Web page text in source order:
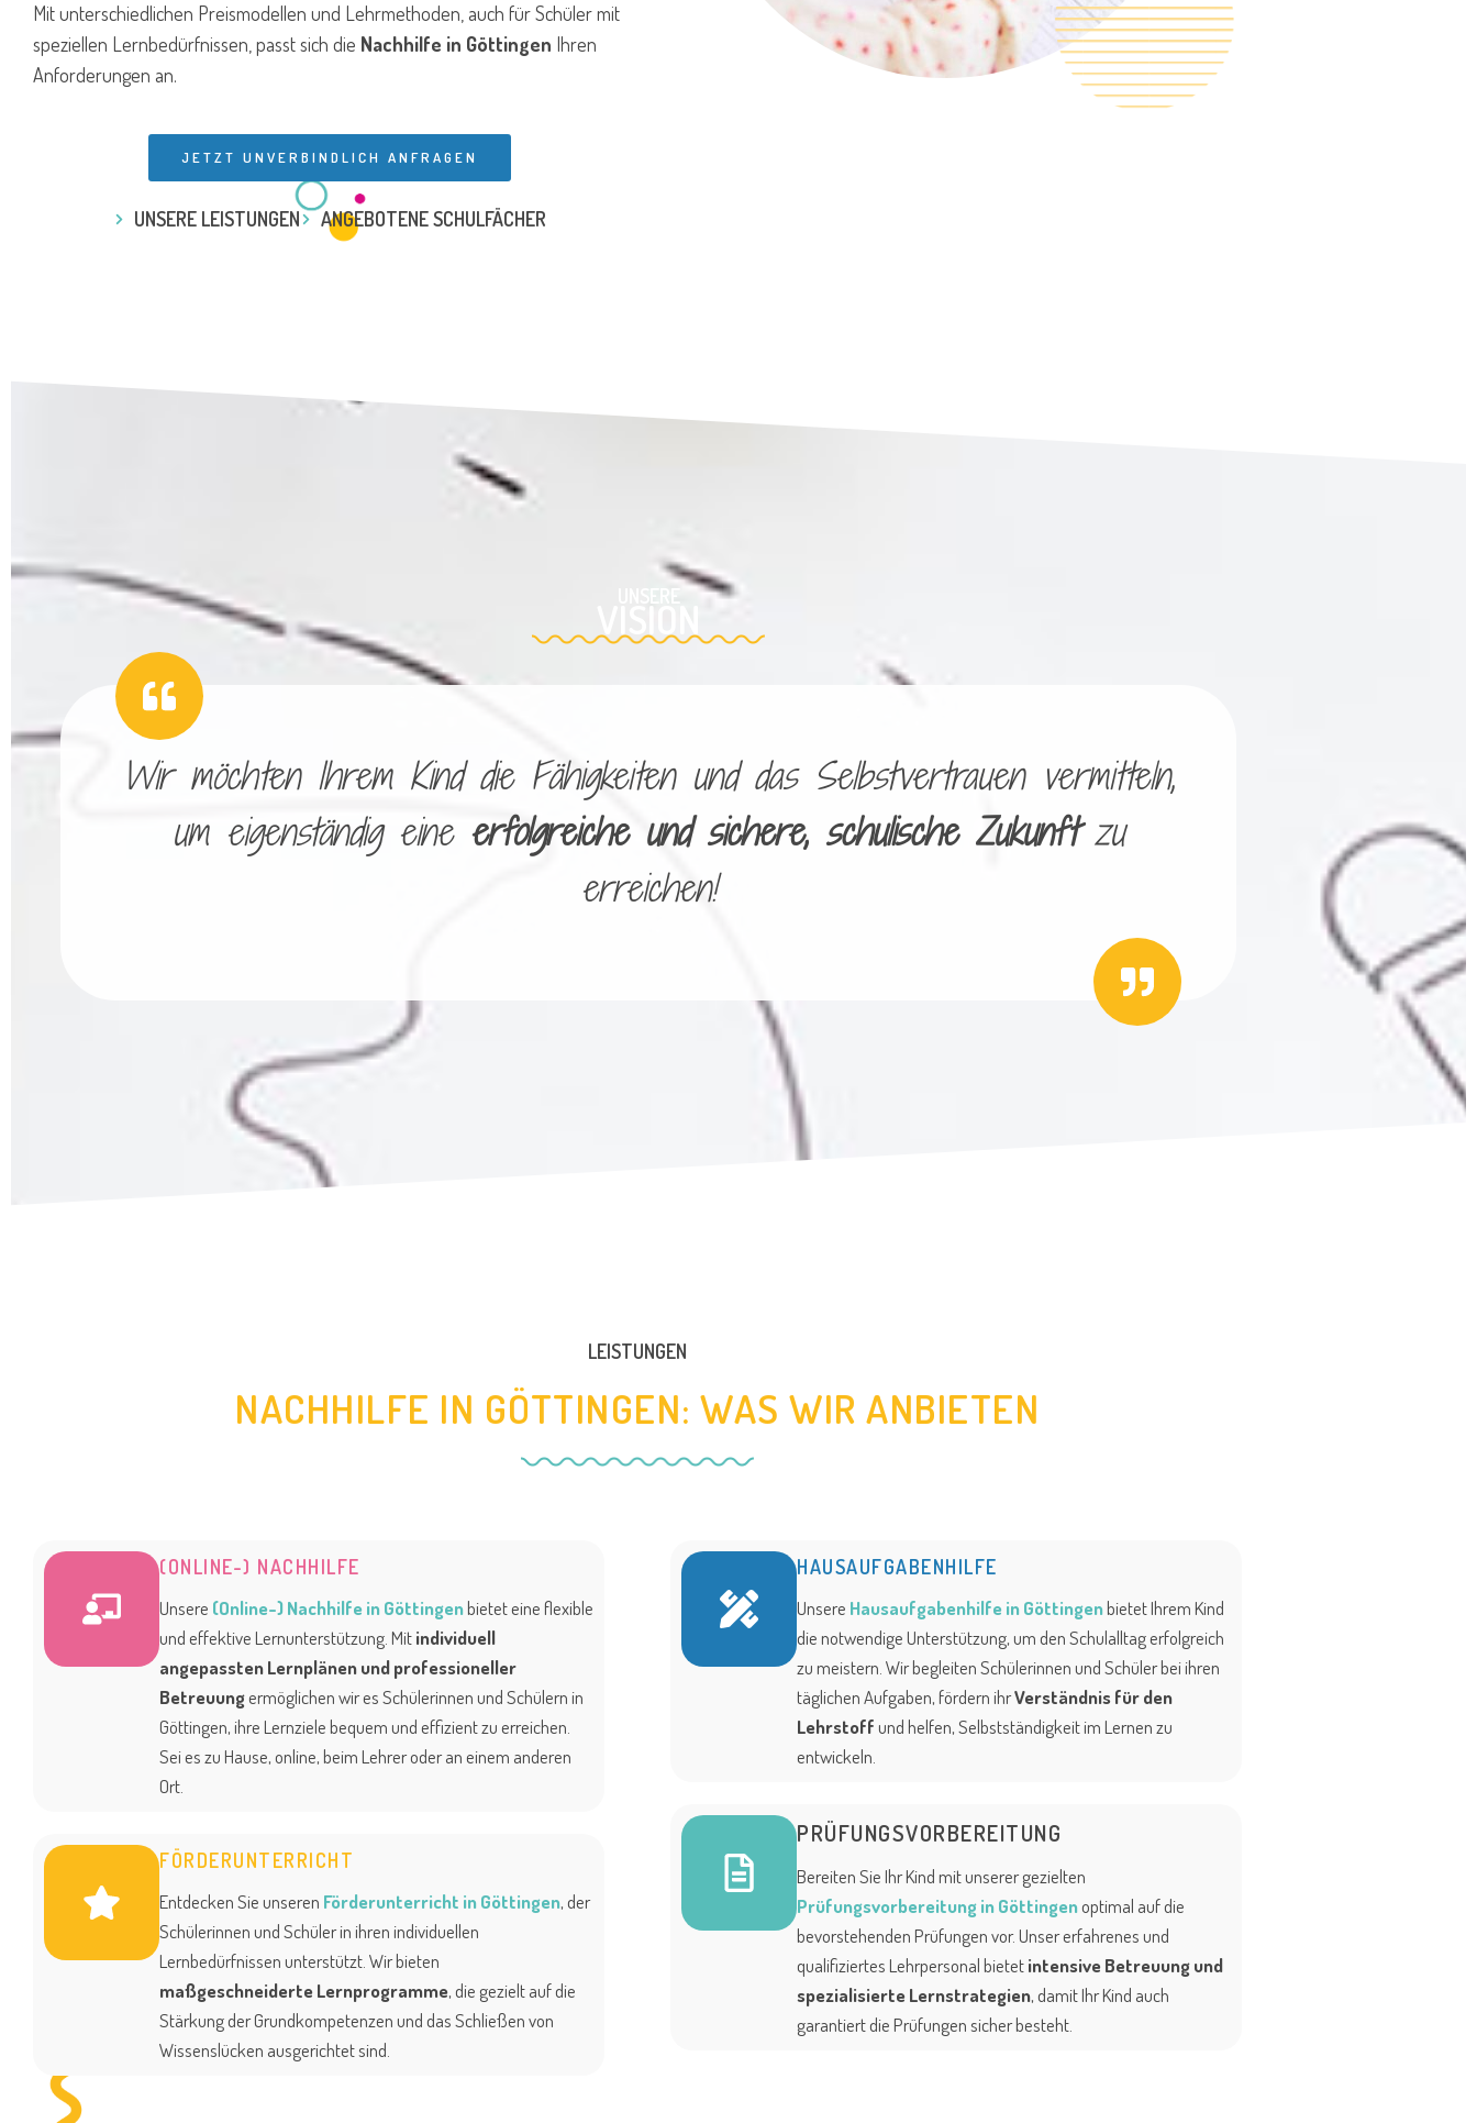
Mit unterschiedlichen Preismodellen und Lehrmethoden, auch für Schüler mit
speziellen Lernbedürfnissen, passt sich die Nachhilfe in Göttingen Ihren
Anforderungen an.
JETZT UNVERBINDLICH ANFRAGEN
UNSERE LEISTUNGEN ANGEBOTENE SCHULFÄCHER
UNSERE
VISION
Wir möchten Ihrem Kind die Fähigkeiten und das Selbstvertrauen vermitteln,
um eigenständig eine erfolgreiche und sichere, schulische Zukunftzu
erreichen!
LEISTUNGEN
NACHHILFE IN GÖTTINGEN: WAS WIR ANBIETEN
(ONLINE-) NACHHILFE
Unsere (Online-) Nachhilfe in Göttingenbietet eine flexible
und effektive Lernunterstützung. Mitindividuell
angepassten Lernplänen und professioneller
Betreuungermöglichen wir es Schülerinnen und Schülern in
Göttingen, ihre Lernziele bequem und effizient zu erreichen.
Sei es zu Hause, online, beim Lehrer oder an einem anderen
Ort.
FÖRDERUNTERRICHT
Entdecken Sie unseren Förderunterricht in Göttingen, der
Schülerinnen und Schüler in ihren individuellen
Lernbedürfnissen unterstützt. Wir bieten
maßgeschneiderte Lernprogramme, die gezielt auf die
Stärkung der Grundkompetenzen und das Schließen von
Wissenslücken ausgerichtet sind.
HAUSAUFGABENHILFE
Unsere Hausaufgabenhilfe in Göttingenbietet Ihrem Kind
die notwendige Unterstützung, um den Schulalltag erfolgreich
zu meistern. Wir begleiten Schülerinnen und Schüler bei ihren
täglichen Aufgaben, fördern ihrVerständnis für den
Lehrstoffund helfen, Selbstständigkeit im Lernen zu
entwickeln.
PRÜFUNGSVORBEREITUNG
Bereiten Sie Ihr Kind mit unserer gezielten
Prüfungsvorbereitung in Göttingenoptimal auf die
bevorstehenden Prüfungen vor. Unser erfahrenes und
qualifiziertes Lehrpersonal bietetintensive Betreuung und
spezialisierte Lernstrategien, damit Ihr Kind auch
garantiert die Prüfungen sicher besteht.